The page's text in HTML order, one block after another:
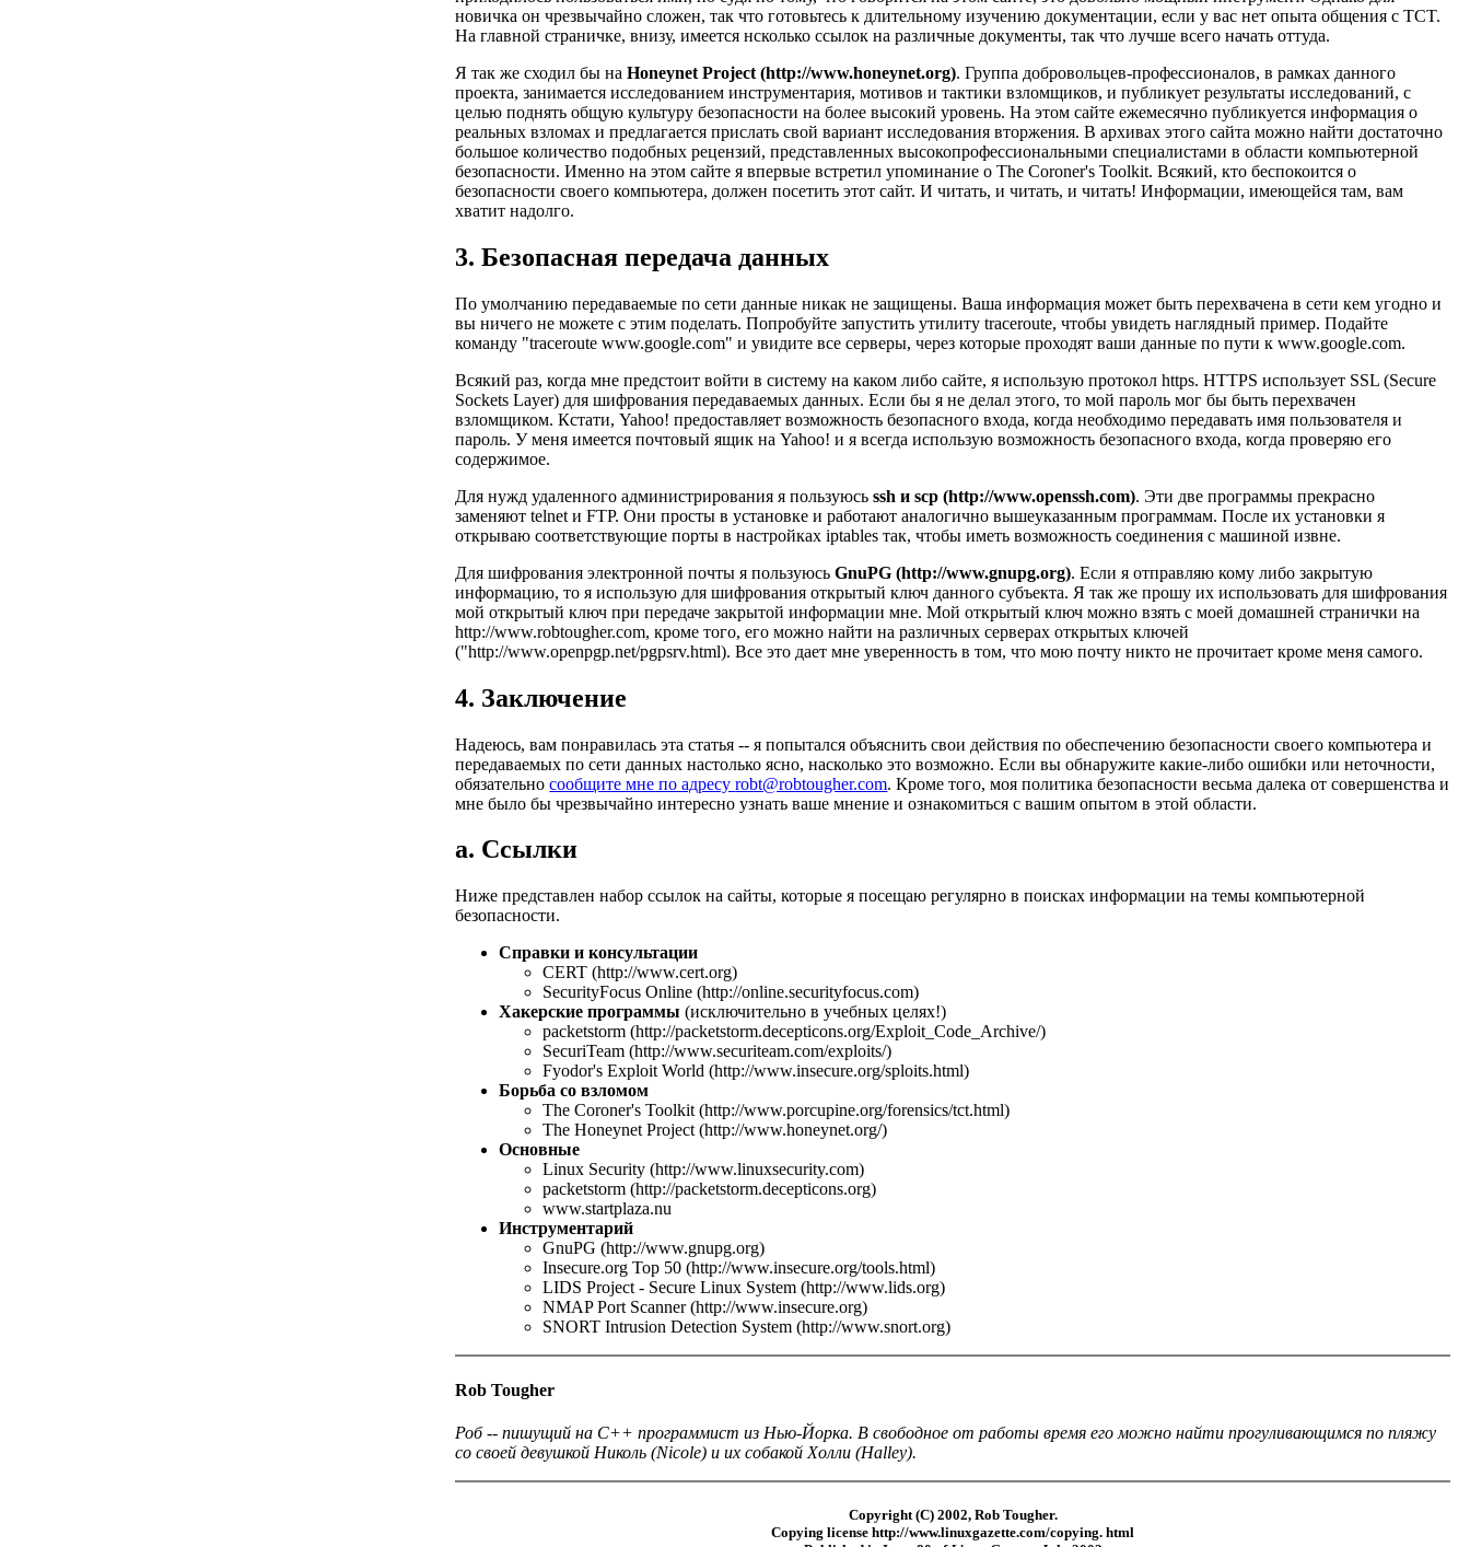
новичка он чрезвычайно сложен, так что готовьтесь к длительному изучению документации, если у вас нет опыта общения с TCT.
На главной страничке, внизу, имеется нсколько ссылок на различные документы, так что лучше всего начать оттуда.
Я так же сходил бы наHoneynet Project (http://www.honeynet.org). Группа добровольцев-профессионалов, в рамках данного
проекта, занимается исследованием инструментария, мотивов и тактики взломщиков, и публикует результаты исследований, с
целью поднять общую культуру безопасности на более высокий уровень. На этом сайте ежемесячно публикуется информация о
реальных взломах и предлагается прислать свой вариант исследования вторжения. В архивах этого сайта можно найти достаточно
большое количество подобных рецензий, представленных высокопрофессиональными специалистами в области компьютерной
безопасности. Именно на этом сайте я впервые встретил упоминание о The Coroner's Toolkit. Всякий, кто беспокоится о
безопасности своего компьютера, должен посетить этот сайт. И читать, и читать, и читать! Информации, имеющейся там, вам
хватит надолго.
3. Безопасная передача данных
По умолчанию передаваемые по сети данные никак не защищены. Ваша информация может быть перехвачена в сети кем угодно и
вы ничего не можете с этим поделать. Попробуйте запустить утилиту traceroute, чтобы увидеть наглядный пример. Подайте
команду "traceroute www.google.com" и увидите все серверы, через которые проходят ваши данные по пути к www.google.com.
Всякий раз, когда мне предстоит войти в систему на каком либо сайте, я использую протокол https. HTTPS использует SSL (Secure
Sockets Layer) для шифрования передаваемых данных. Если бы я не делал этого, то мой пароль мог бы быть перехвачен
взломщиком. Кстати, Yahoo! предоставляет возможность безопасного входа, когда необходимо передавать имя пользователя и
пароль. У меня имеется почтовый ящик на Yahoo! и я всегда использую возможность безопасного входа, когда проверяю его
содержимое.
Для нужд удаленного администрирования я пользуюсьssh и scp (http://www.openssh.com). Эти две программы прекрасно
заменяют telnet и FTP. Они просты в установке и работают аналогично вышеуказанным программам. После их установки я
открываю соответствующие порты в настройках iptables так, чтобы иметь возможность соединения с машиной извне.
Для шифрования электронной почты я пользуюсьGnuPG (http://www.gnupg.org). Если я отправляю кому либо закрытую
информацию, то я использую для шифрования открытый ключ данного субъекта. Я так же прошу их использовать для шифрования
мой открытый ключ при передаче закрытой информации мне. Мой открытый ключ можно взять с моей домашней странички на
http://www.robtougher.com, кроме того, его можно найти на различныхсерверах открытых ключей
("http://www.openpgp.net/pgpsrv.html). Все это дает мне уверенность в том, что мою почту никто не прочитает кроме меня самого.
4. Заключение
Надеюсь, вам понравилась эта статья -- я попытался объяснить свои действия по обеспечению безопасности своего компьютера и
передаваемых по сети данных настолько ясно, насколько это возможно. Если вы обнаружите какие-либо ошибки или неточности,
обязательносообщите мне по адресуrobt@robtougher.com. Кроме того, моя политика безопасности весьма далека от совершенства и
мне было бы чрезвычайно интересно узнать ваше мнение и ознакомиться с вашим опытом в этой области.
a. Ссылки
Ниже представлен набор ссылок на сайты, которые я посещаю регулярно в поисках информации на темы компьютерной
безопасности.
Справки и консультации
CERT (http://www.cert.org)
SecurityFocus Online (http://online.securityfocus.com)
Хакерские программы (исключительно в учебных целях!)
packetstorm (http://packetstorm.decepticons.org/Exploit_Code_Archive/)
SecuriTeam (http://www.securiteam.com/exploits/)
Fyodor's Exploit World (http://www.insecure.org/sploits.html)
Борьба со взломом
The Coroner's Toolkit (http://www.porcupine.org/forensics/tct.html)
The Honeynet Project (http://www.honeynet.org/)
Основные
Linux Security (http://www.linuxsecurity.com)
packetstorm (http://packetstorm.decepticons.org)
www.startplaza.nu
Инструментарий
GnuPG (http://www.gnupg.org)
Insecure.org Top 50 (http://www.insecure.org/tools.html)
LIDS Project - Secure Linux System (http://www.lids.org)
NMAP Port Scanner (http://www.insecure.org)
SNORT Intrusion Detection System (http://www.snort.org)
Rob Tougher
Роб -- пишущий на C++ программист из Нью-Йорка. В свободное от работы время его можно найти прогуливающимся по пляжу
со своей девушкой Николь (Nicole) и их собакой Холли (Halley).
Copyright (C) 2002, Rob Tougher.
Copying licensehttp://www.linuxgazette.com/copying. html